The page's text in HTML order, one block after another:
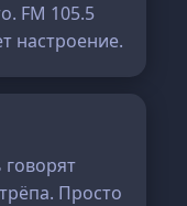
FM 105.5
настроение.
Просто